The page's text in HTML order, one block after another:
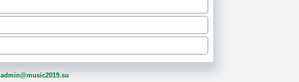
admin@music2019.su